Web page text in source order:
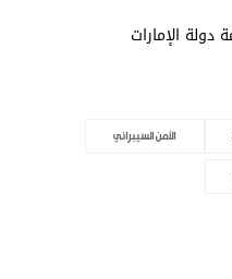
الإمارات
الأمن السيبراني